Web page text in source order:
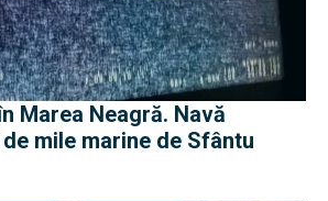
Marea Neagră. Navă
mile marine de Sfântu